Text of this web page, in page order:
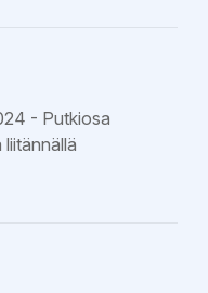
- Putkiosa
liitännällä